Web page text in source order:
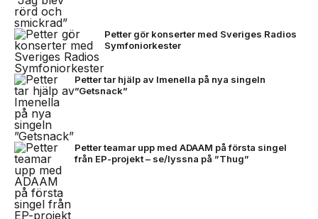
Petter gör konserter med Sveriges Radios
Symfoniorkester
Petter tar hjälp av Imenella på nya singeln
”Getsnack”
Petter teamar upp med ADAAM på första singel
från EP-projekt – se/lyssna på ”Thug”